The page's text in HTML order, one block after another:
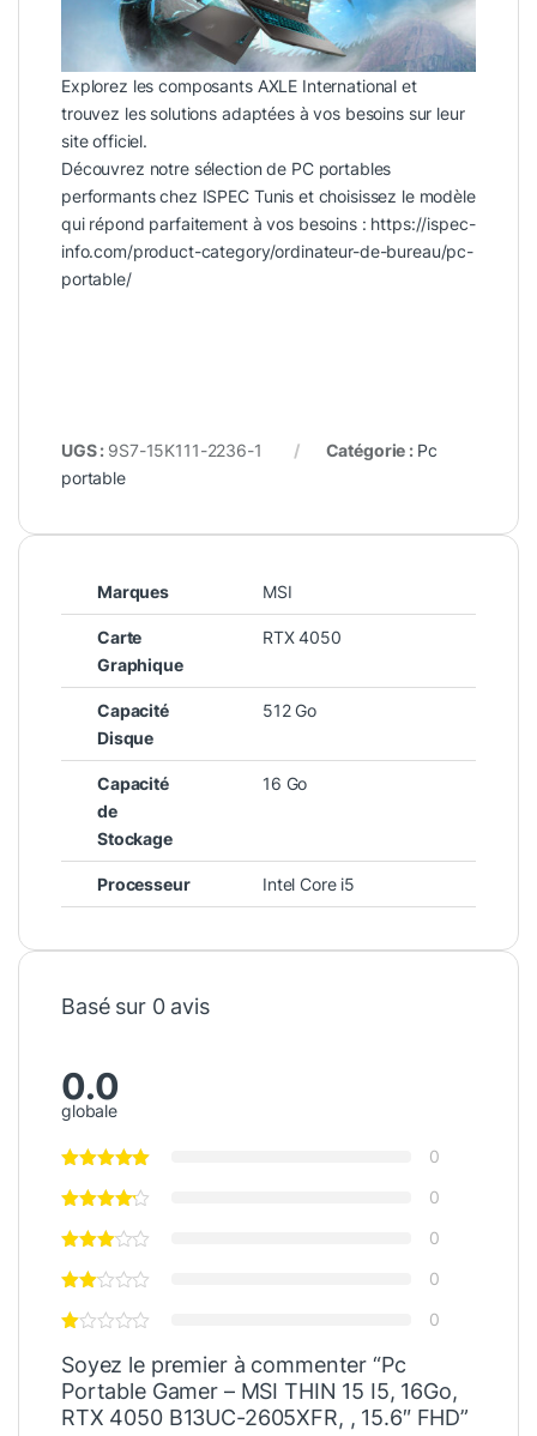
Explorez les composants AXLE International et
trouvez les solutions adaptées à vos besoins sur leur
site officiel.
Découvrez notre sélection de PC portables
performants chez ISPEC Tunis et choisissez le modèle
qui répond parfaitement à vos besoins : https://ispec-
info.com/product-category/ordinateur-de-bureau/pc-
portable/
UGS : 9S7-15K111-2236-1 Catégorie : Pc
portable
Marques MSI
Carte
Graphique
RTX 4050
Capacité
Disque
512 Go
Capacité
de
Stockage
16 Go
Processeur Intel Core i5
Basé sur 0 avis
0.0
globale
0
0
0
0
0
Soyez le premier à commenter “Pc
Portable Gamer – MSI THIN 15 I5, 16Go,
RTX 4050 B13UC-2605XFR, , 15.6″ FHD”